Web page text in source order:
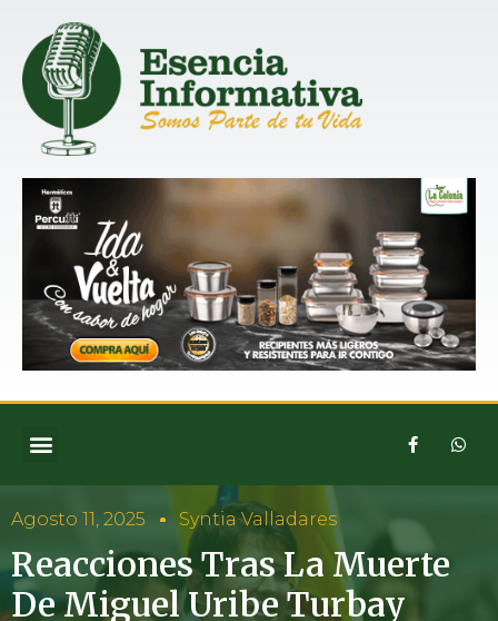
Agosto 11, 2025 Syntia Valladares
Reacciones Tras La Muerte
De Miguel Uribe Turbay